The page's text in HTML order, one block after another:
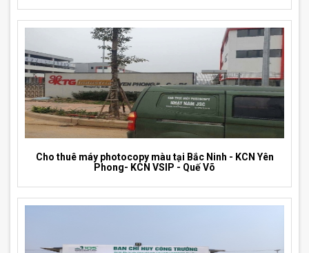
Cho thuê máy photocopy màu tại Bắc Ninh - KCN Yên
Phong- KCN VSIP - Quế Võ